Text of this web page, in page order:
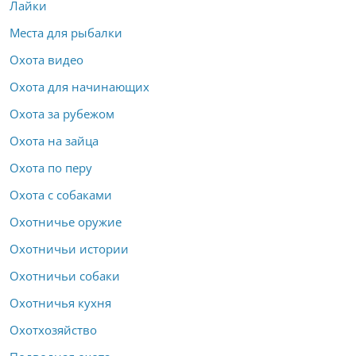
Лайки
Места для рыбалки
Охота видео
Охота для начинающих
Охота за рубежом
Охота на зайца
Охота по перу
Охота с собаками
Охотничье оружие
Охотничьи истории
Охотничьи собаки
Охотничья кухня
Охотхозяйство